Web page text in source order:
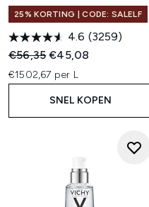
25% KORTING | CODE: SALELF
4.6 (3259)
Recommended Retail Price:
€56,35Huidige prijs:
€45,08
€1502,67 per L
SNEL KOPEN